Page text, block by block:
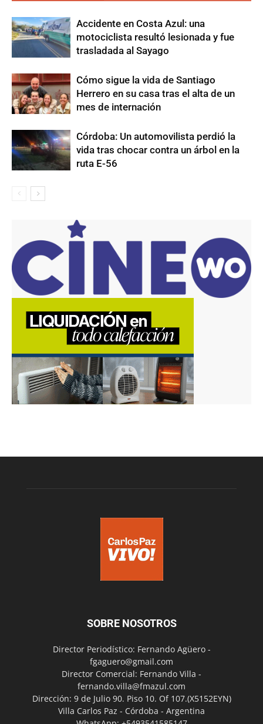
Accidente en Costa Azul: una
motociclista resultó lesionada y fue
trasladada al Sayago
Cómo sigue la vida de Santiago
Herrero en su casa tras el alta de un
mes de internación
Córdoba: Un automovilista perdió la
vida tras chocar contra un árbol en la
ruta E-56
SOBRE NOSOTROS
Director Periodístico: Fernando Agüero -
fgaguero@gmail.com
Director Comercial: Fernando Villa -
fernando.villa@fmazul.com
Dirección: 9 de Julio 90. Piso 10. Of 107.(X5152EYN)
Villa Carlos Paz - Córdoba - Argentina